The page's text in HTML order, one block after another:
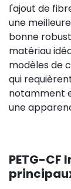
l'ajout de
une
bonne
matériau
modèles de
qui
notamment
une
PETG-CF